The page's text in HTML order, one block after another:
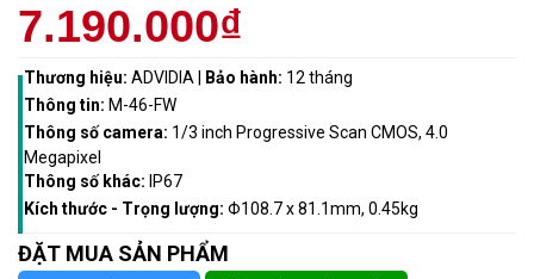
7.190.000₫
Thương hiệu: ADVIDIA Bảo hành: 12 tháng
Thông tin: M-46-FW
Thông số camera: 1/3 inch Progressive Scan CMOS, 4.0
Megapixel
Thông số khác: IP67
Kích thước - Trọng lượng: Φ108.7 x 81.1mm, 0.45kg
ĐẶT MUA SẢN PHẨM